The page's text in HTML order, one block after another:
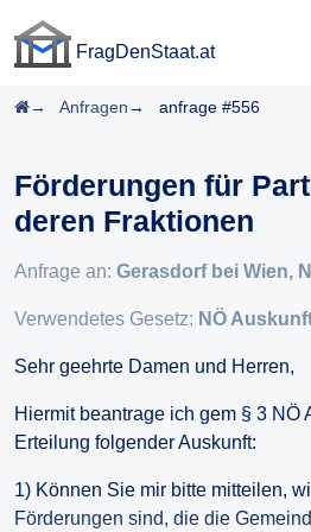
FragDenStaat.at
Startseite
Anfragen anfrage #556
Förderungen für
deren Fraktionen
Anfrage an: Gerasdorf bei Wien,
Verwendetes Gesetz: NÖ
Sehr geehrte Damen und Herren,
Hiermit beantrage ich gem § 3 NÖ
Erteilung folgender Auskunft:
1) Können Sie mir bitte mitteilen,
Förderungen sind, die die